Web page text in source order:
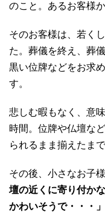
のこと。あるお客様
そのお客様は、若く
た。葬儀を終え、葬
黒い位牌などをお求
す。
悲しむ暇もなく、意
時間。位牌や仏壇な
られるまま揃えたま
その後、小さなお子
壇の近くに寄り付か
かわいそうで・・・」